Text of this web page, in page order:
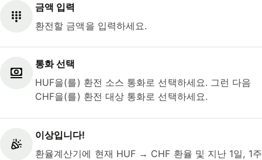
금액 입력
환전할 금액을 입력하세요.
통화 선택
HUF을(를) 환전 소스 통화로 선택하세요. 그런 다음
CHF을(를) 환전 대상 통화로 선택하세요.
이상입니다!
환율계산기에 현재 HUF → CHF 환율 및 지난 1일, 1주